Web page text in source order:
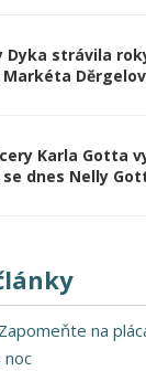
Dyka strávila
Karla Gotta
se dnes Nelly
na
noc